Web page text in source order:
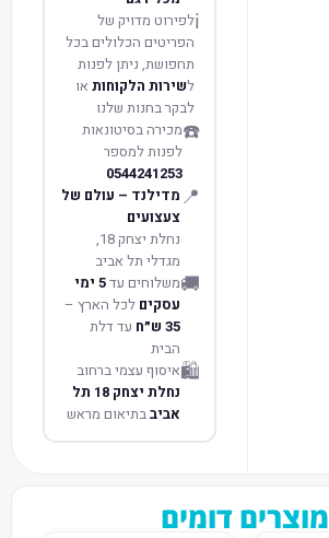
ℹ️לפירוט מדויק של
הפריטים הכלולים בכל
תחפושת, ניתן לפנות
לשירות הלקוחות או
לבקר בחנות שלנו
☎️מכירה בסיטונאות
לפנות למספר
0544241253
📍 מדילנד – עולם של
צעצועים
נחלת יצחק 18,
מגדלי תל אביב
🚚משלוחים עד 5 ימי
עסקים לכל הארץ –
35 ש״ח
עד דלת
הבית
🛍️איסוף עצמי ברחוב
נחלת יצחק 18 תל
אביבבתיאום מראש
מוצרים דומים